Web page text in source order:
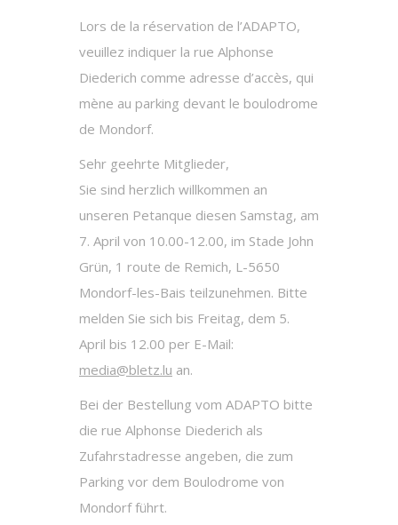
Lors de la réservation de l’ADAPTO,
veuillez indiquer la rue Alphonse
Diederich comme adresse d’accès, qui
mène au parking devant le boulodrome
de Mondorf.
Sehr geehrte Mitglieder,
Sie sind herzlich willkommen an
unseren Petanque diesen Samstag, am
7. April von 10.00-12.00, im Stade John
Grün, 1 route de Remich, L-5650
Mondorf-les-Bais teilzunehmen. Bitte
melden Sie sich bis Freitag, dem 5.
April bis 12.00 per E-Mail:
media@bletz.lu an.
Bei der Bestellung vom ADAPTO bitte
die rue Alphonse Diederich als
Zufahrstadresse angeben, die zum
Parking vor dem Boulodrome von
Mondorf führt.